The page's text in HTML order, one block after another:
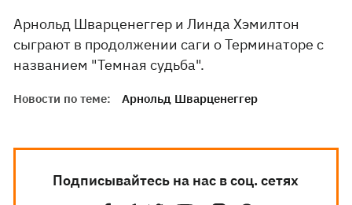
Арнольд Шварценеггер и Линда Хэмилтон
сыграют в продолжении саги о Терминаторе с
названием "Темная судьба".
Новости по теме: Арнольд Шварценеггер
Подписывайтесь на нас в соц. сетях